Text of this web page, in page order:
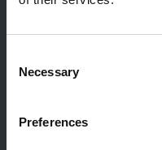
Selection
Necessary
Preferences
Contact stations-service
E-mail: